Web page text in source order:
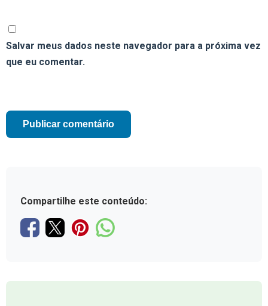
Salvar meus dados neste navegador para a próxima vez
que eu comentar.
Compartilhe este conteúdo: